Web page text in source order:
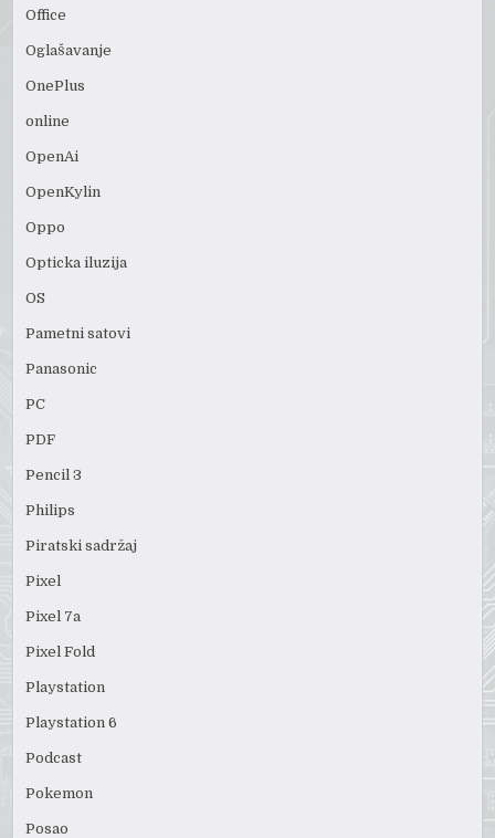
Office
Oglašavanje
OnePlus
online
OpenAi
OpenKylin
Oppo
Opticka iluzija
OS
Pametni satovi
Panasonic
PC
PDF
Pencil 3
Philips
Piratski sadržaj
Pixel
Pixel 7a
Pixel Fold
Playstation
Playstation 6
Podcast
Pokemon
Posao